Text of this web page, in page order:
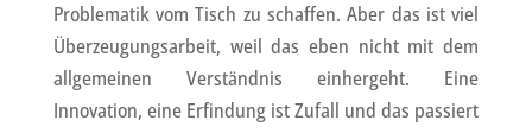
Problematik vom Tisch zu schaffen. Aber das ist viel
Überzeugungsarbeit, weil das eben nicht mit dem
allgemeinen Verständnis einhergeht. Eine
Innovation, eine Erfindung ist Zufall und das passiert